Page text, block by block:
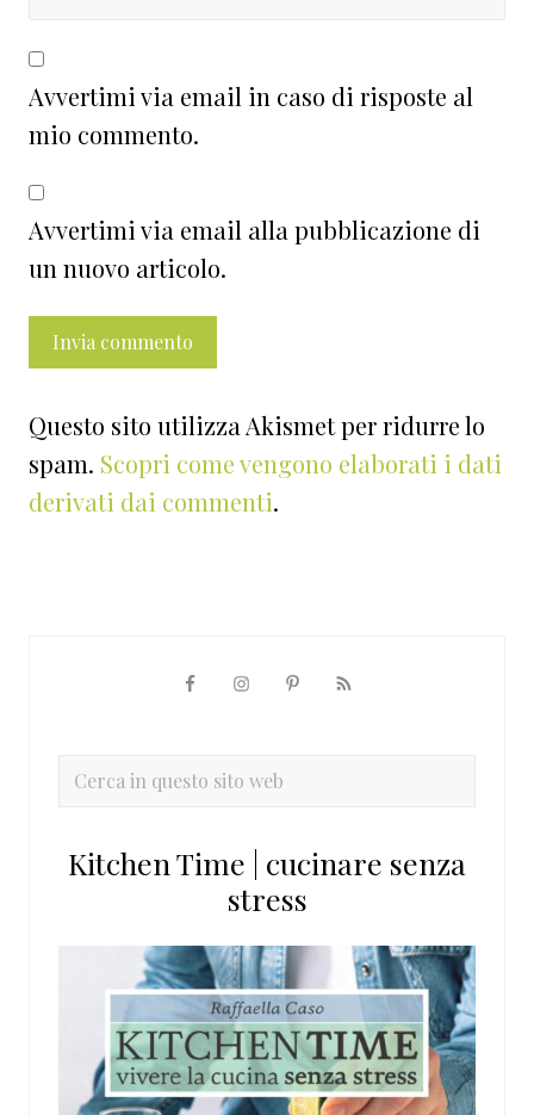
Avvertimi via email in caso di risposte al
mio commento.
Avvertimi via email alla pubblicazione di
un nuovo articolo.
Questo sito utilizza Akismet per ridurre lo
spam. Scopri come vengono elaborati i dati
derivati dai commenti.
primaria
Cerca
sito
Kitchen Time | cucinare senza
stress